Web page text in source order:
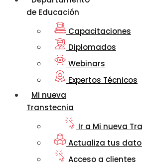
de Educación
Capacitaciones
Diplomados
Webinars
Expertos Técnicos
Mi nueva
Transtecnia
Ir a Mi nueva
Actualiza tus
Acceso a clientes